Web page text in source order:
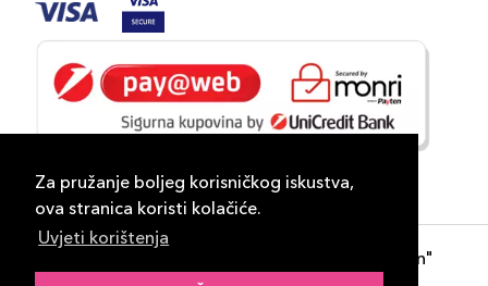
Za pružanje boljeg korisničkog iskustva,
ova stranica koristi kolačiće.
Uvjeti korištenja
- "DP Lux Distribution"
d.o.o. Banja Luka